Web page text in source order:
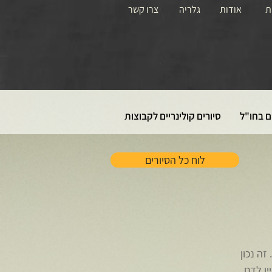
צרו קשר גלריה אודות
בחו"ל סיורים קולינריים לקבוצות
נכון
לוח כל הסיורים